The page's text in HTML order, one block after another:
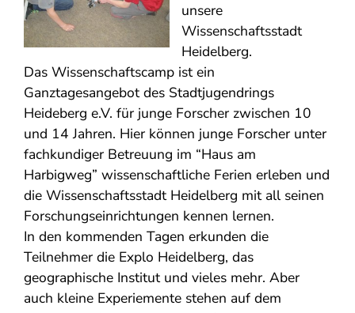
unsere
Wissenschaftsstadt
Heidelberg.
Das Wissenschaftscamp ist ein
Ganztagesangebot des Stadtjugendrings
Heideberg e.V. für junge Forscher zwischen 10
und 14 Jahren. Hier können junge Forscher unter
fachkundiger Betreuung im “Haus am
Harbigweg” wissenschaftliche Ferien erleben und
die Wissenschaftsstadt Heidelberg mit all seinen
Forschungseinrichtungen kennen lernen.
In den kommenden Tagen erkunden die
Teilnehmer die Explo Heidelberg, das
geographische Institut und vieles mehr. Aber
auch kleine Experiemente stehen auf dem